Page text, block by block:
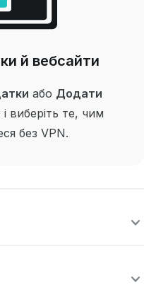
й вебсайти
або Додати
і виберіть те, чим
без VPN.